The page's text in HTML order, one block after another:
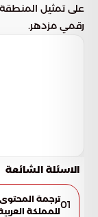
على تمثيل
رقمي مزدهر.
الاسئلة الشائعة
01ترجمة المحتوى
للمملكة